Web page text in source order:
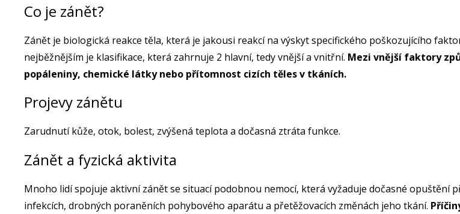
Co je zánět?
Zánět je biologická reakce těla, která je jakousi reakcí na výskyt specifického poškozujícího
nejběžnějším je klasifikace, která zahrnuje 2 hlavní, tedy vnější a vnitřní. Mezi vnější faktory
popáleniny, chemické látky nebo přítomnost cizích těles v tkáních.
Projevy zánětu
Zarudnutí kůže, otok, bolest, zvýšená teplota a dočasná ztráta funkce.
Zánět a fyzická aktivita
Mnoho lidí spojuje aktivní zánět se situací podobnou nemocí, která vyžaduje dočasné opuštění
infekcích, drobných poraněních pohybového aparátu a přetěžovacích změnách jeho tkání.